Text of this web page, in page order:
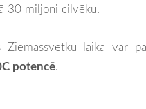
30 miljoni cilvēku.
Ziemassvētku laikā var
potencē.